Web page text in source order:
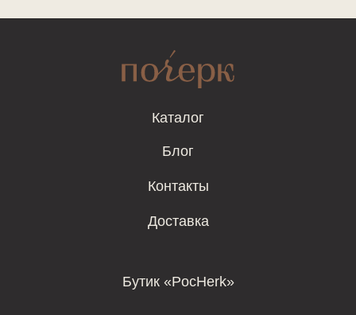
Каталог
Блог
Контакты
Доставка
Бутик «PocHerk»